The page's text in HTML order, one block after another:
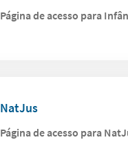
Página de acesso para
NatJus
Página de acesso para